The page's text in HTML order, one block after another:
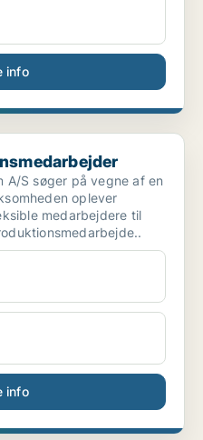
info
A/S søger på vegne af en
oplever
medarbejdere til
info